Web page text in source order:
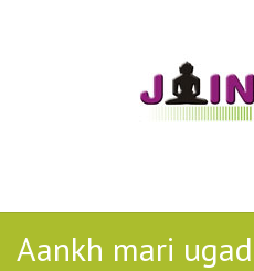
Aankh mari